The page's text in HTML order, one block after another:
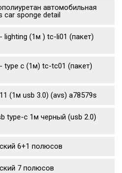
автомобильная
car sponge detail
lighting (1м ) tc-li01 (пакет)
type c (1м) tc-tc01 (пакет)
(1м usb 3.0) (avs) a78579s
type-c 1м черный (usb 2.0)
6+1 полюсов
7 полюсов